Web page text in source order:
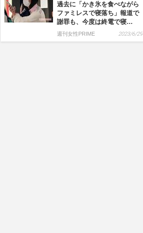
過去に「かき氷を食べながら
ファミレスで寝落ち」報道で
謝罪も、今度は終電で寝…
週刊女性PRIME 2023/6/29